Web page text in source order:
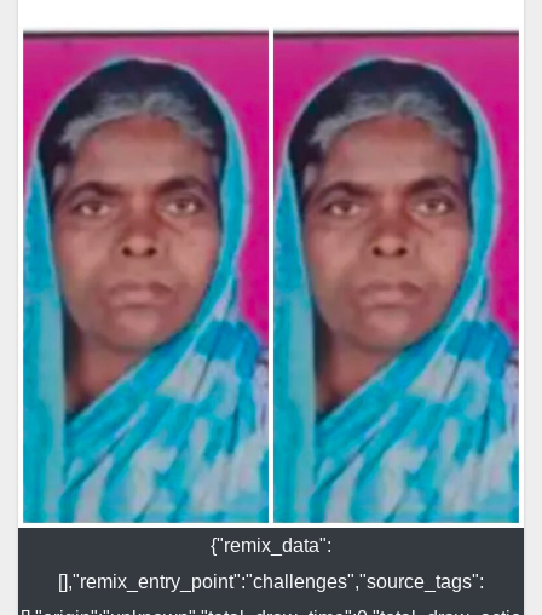
{"remix_data":
[],"remix_entry_point":"challenges","source_tags":